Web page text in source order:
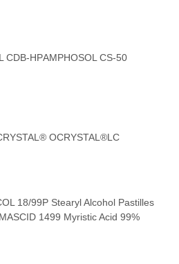
CDB-HPAMPHOSOL CS-50
OCRYSTAL®LC
18/99P Stearyl Alcohol Pastilles
MASCID 1499 Myristic Acid 99%